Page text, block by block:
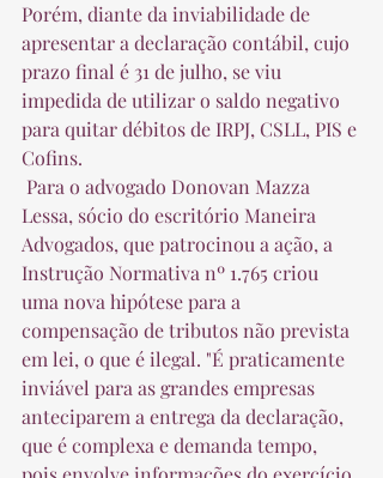
Porém, diante da inviabilidade de
apresentar a declaração contábil, cujo
prazo final é 31 de julho, se viu
impedida de utilizar o saldo negativo
para quitar débitos de IRPJ, CSLL, PIS e
Cofins.
Lessa, sócio do escritório Maneira
Advogados, que patrocinou a ação, a
Instrução Normativa nº 1.765 criou
uma nova hipótese para a
compensação de tributos não prevista
em lei, o que é ilegal. "É praticamente
inviável para as grandes empresas
anteciparem a entrega da declaração,
que é complexa e demanda tempo,